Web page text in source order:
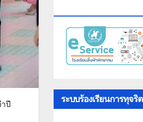
ปี
ระบบร้องเรียนการทุจ